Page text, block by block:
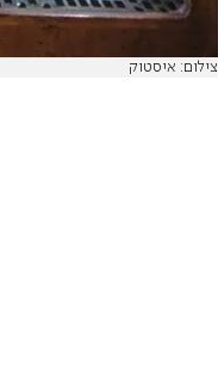
צילום: איסטוק